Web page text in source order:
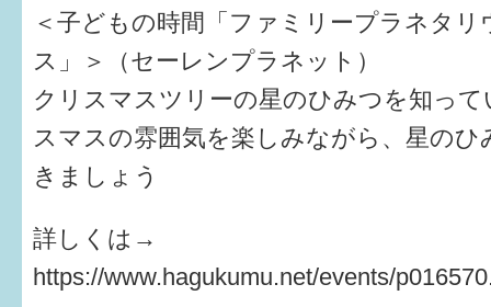
＜子どもの時間「ファミリープラネタ
ス」＞（セーレンプラネット）
クリスマスツリーの星のひみつを知っ
スマスの雰囲気を楽しみながら、星のひ
きましょう
詳しくは→
https://www.hagukumu.net/events/